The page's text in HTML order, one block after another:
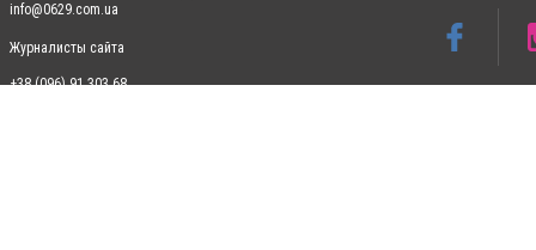
info@0629.com.ua
Журналисты сайта
+38 (096) 91 303 68